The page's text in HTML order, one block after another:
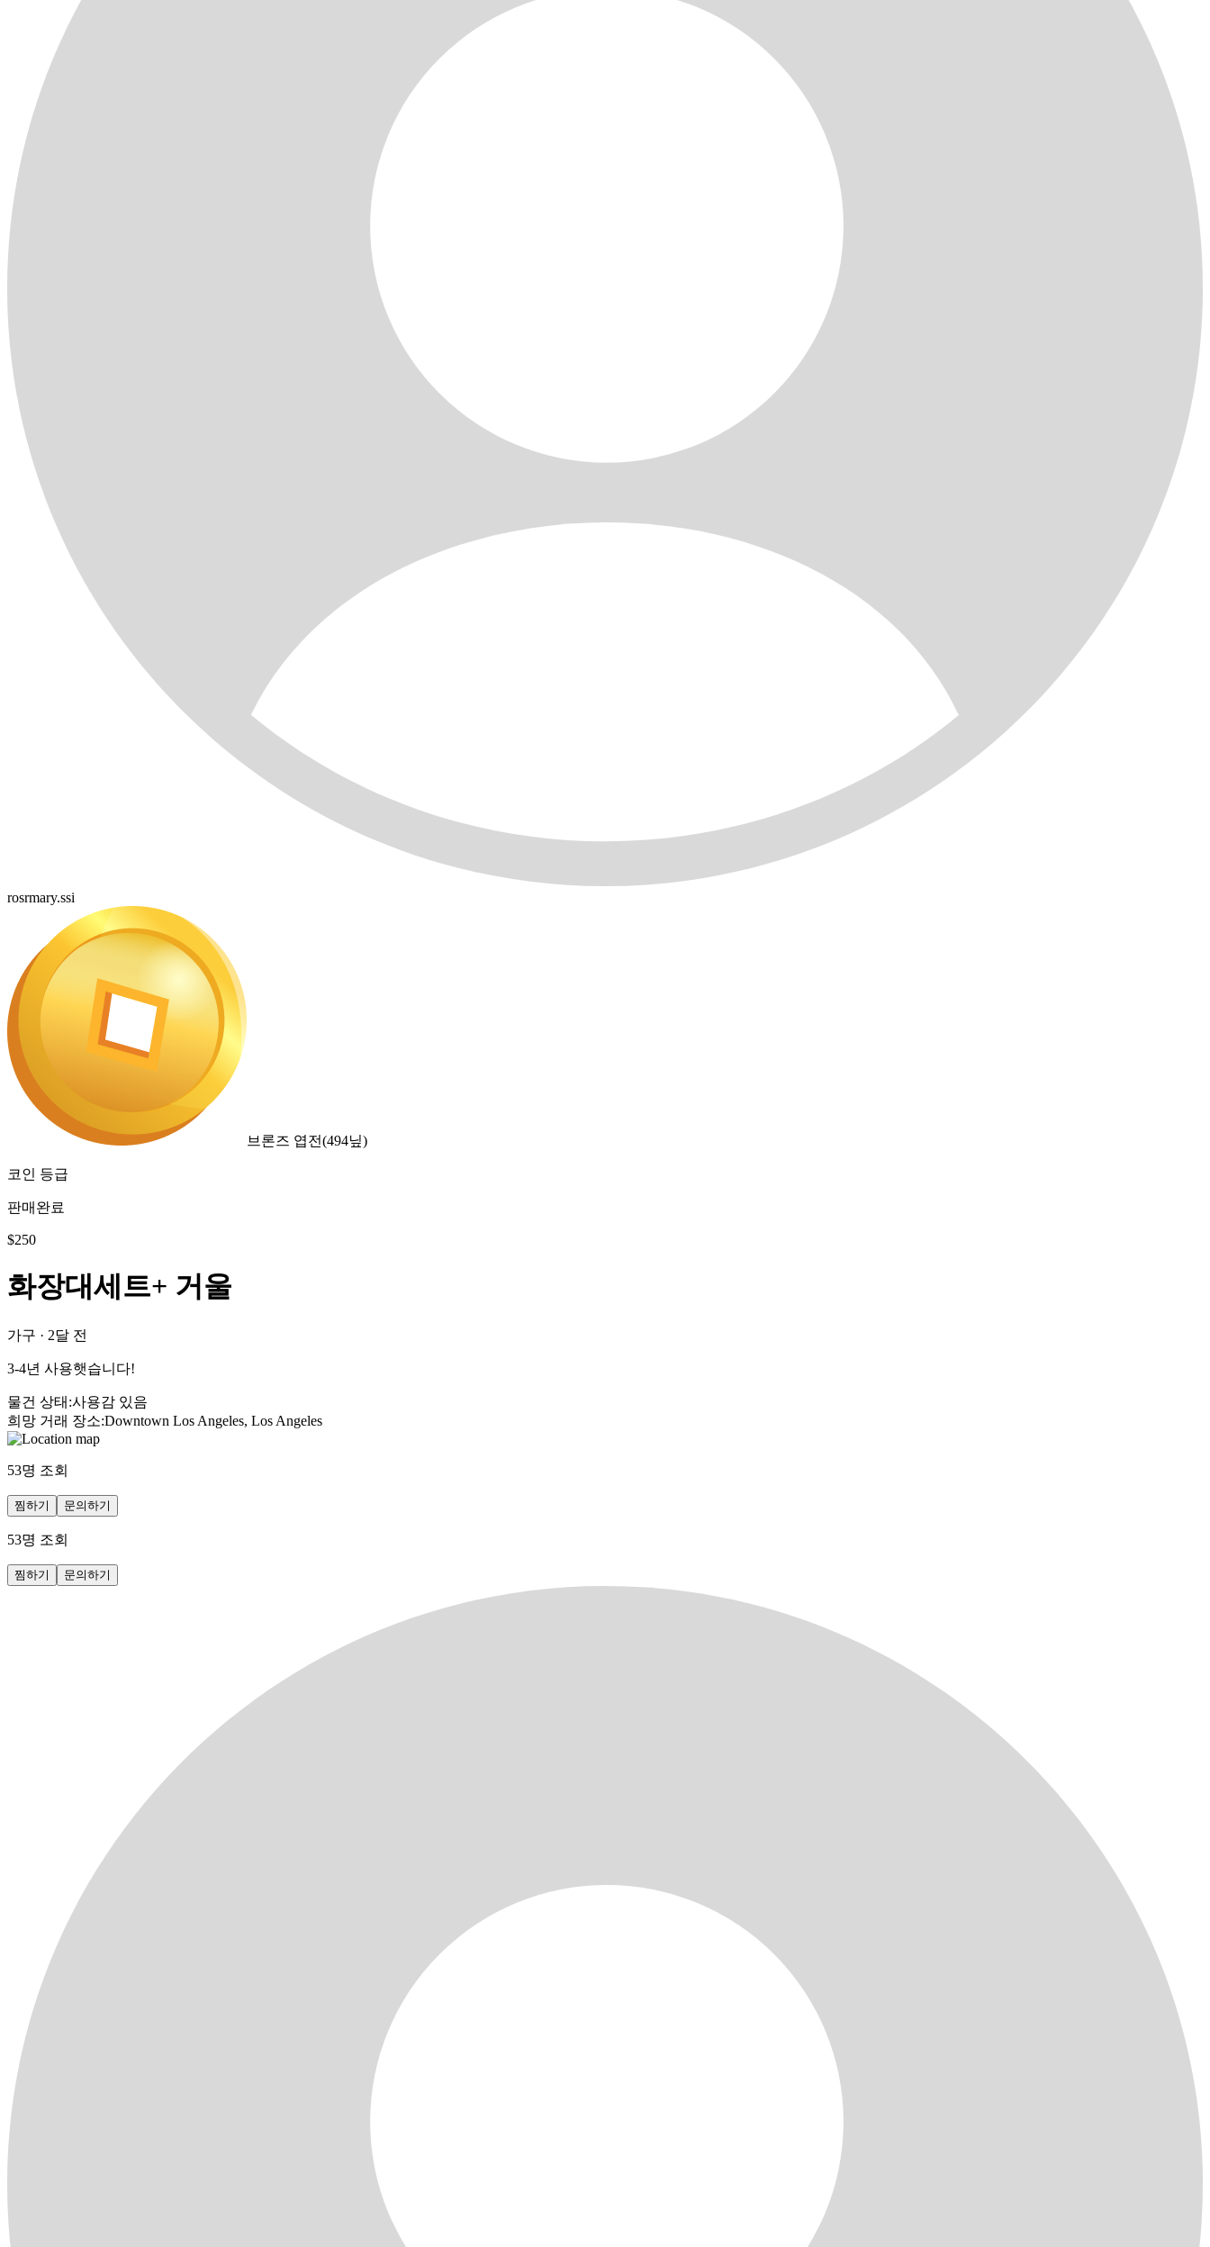
rosrmary.ssi
브론즈 엽전(494닢)
코인 등급
판매완료
$250
화장대세트+ 거울
가구 · 2달 전
3-4년 사용햇습니다!
물건 상태 :사용감 있음
희망 거래 장소:Downtown Los Angeles, Los Angeles
53명 조회
찜하기 문의하기
53명 조회
찜하기 문의하기